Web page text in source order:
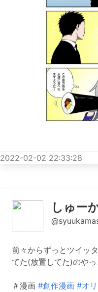
2022-02-02 22:33:28
しゅー
前々からずっとツイッ
てた(放置してた)のや
＃漫画 #創作漫画 #オ